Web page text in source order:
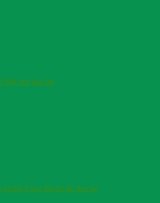
đậu đen bao lâu
hà thủ ô bao lâu thì tóc đen lại